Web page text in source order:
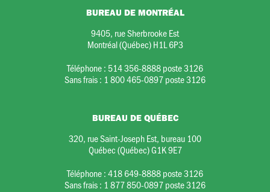
BUREAU DE MONTRÉAL
9405, rue Sherbrooke Est
Montréal (Québec) H1L 6P3
Téléphone : 514 356-8888 poste 3126
Sans frais : 1 800 465-0897 poste 3126
BUREAU DE QUÉBEC
320, rue Saint-Joseph Est, bureau 100
Québec (Québec) G1K 9E7
Téléphone :418 649-8888 poste 3126
Sans frais : 1 877 850-0897 poste 3126